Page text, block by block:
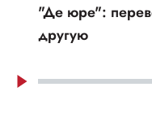
"Де юре":
другую